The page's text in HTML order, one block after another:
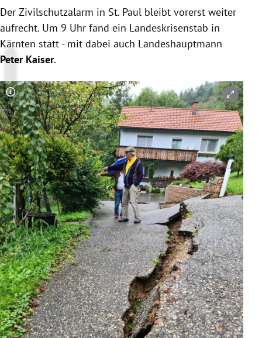
Der Zivilschutzalarm in St. Paul bleibt vorerst weiter
aufrecht. Um 9 Uhr fand ein Landeskrisenstab in
Kärnten statt - mit dabei auch Landeshauptmann
Peter Kaiser.
Copyright-Hinweis öffnen/schließen